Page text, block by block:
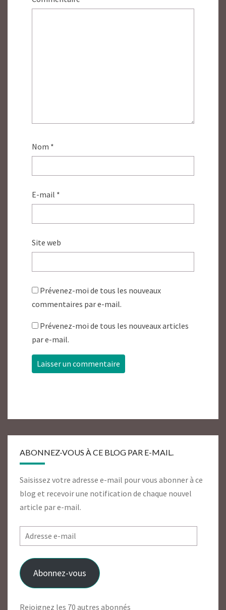
Nom *
E-mail *
Site web
Prévenez-moi de tous les nouveaux
commentaires par e-mail.
Prévenez-moi de tous les nouveaux articles
par e-mail.
ABONNEZ-VOUS À CE BLOG PAR E-MAIL.
Saisissez votre adresse e-mail pour vous abonner à ce
blog et recevoir une notification de chaque nouvel
article par e-mail.
Adresse
e-
mail
Abonnez-vous
Rejoignez les 70 autres abonnés